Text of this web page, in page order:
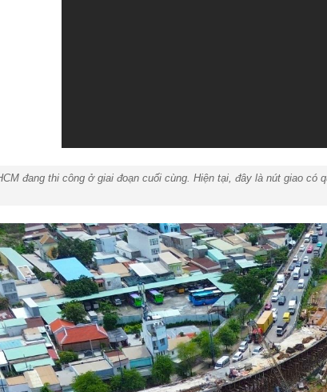
đang thi công ở giai đoạn cuối cùng. Hiện tại, đây là nút giao